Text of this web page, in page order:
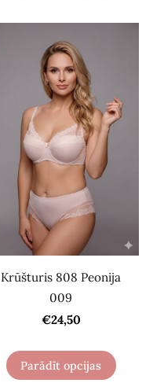
Krūšturis 808 Peonija
009
€24,50
Parādīt opcijas